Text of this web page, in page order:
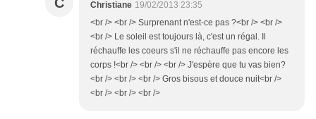
Christiane 19/02/2013 23:35
<br /> <br /> Surprenant n'est-ce pas ?<br /> <br />
<br /> Le soleil est toujours là, c'est un régal. Il
réchauffe les coeurs s'il ne réchauffe pas encore les
corps !<br /> <br /> <br /> J'espère que tu vas bien?
<br /> <br /> <br /> Gros bisous et douce nuit<br />
<br /> <br /> <br />